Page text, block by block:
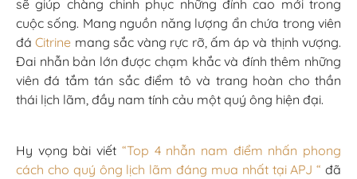
sẽ giúp chàng chinh phục những đỉnh cao mới trong
cuộc sống. Mang nguồn năng lượng ẩn chứa trong viên
đá Citrine mang sắc vàng rực rỡ, ấm áp và thịnh vượng.
Đai nhẫn bản lớn được chạm khắc và đính thêm những
viên đá tắm tán sắc điểm tô và trang hoàn cho thần
thái lịch lãm, đầy nam tính cảu một quý ông hiện đại.
Hy vọng bài viết “Top 4 nhẫn nam điểm nhấn phong
cách cho quý ông lịch lãm đáng mua nhất tại APJ “ đã